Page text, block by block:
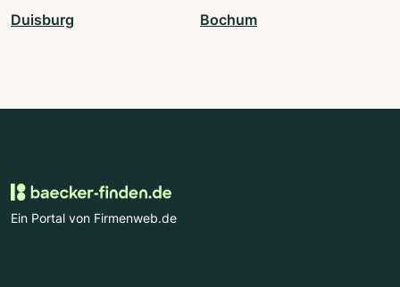
Duisburg Bochum
Ein Portal von Firmenweb.de